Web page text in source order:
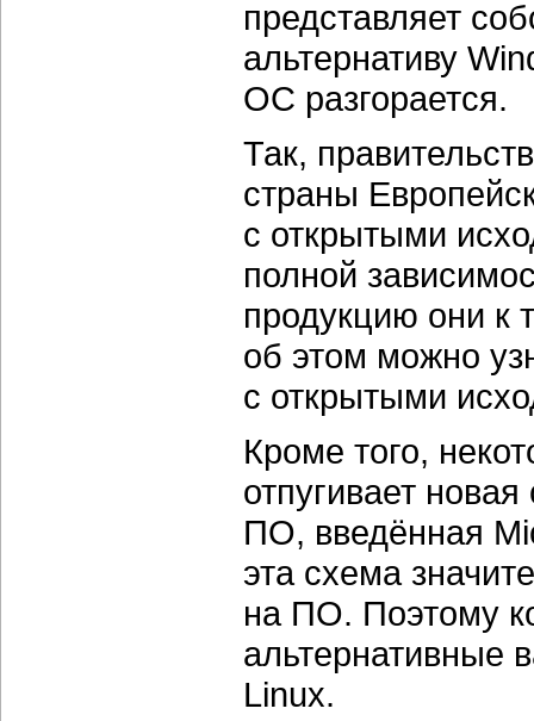
представляет
альтернативу
ОС разгорается.
Так,
страны
с открытыми
полной
продукцию они к
об этом можно
с открытыми
Кроме того,
отпугивает
ПО, введённая
эта схема
на ПО. Поэтому
альтернативные
Linux.